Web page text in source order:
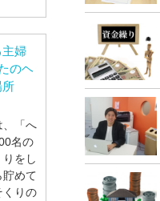
婦
のヘ
所
、「へ
名の
をし
貯めて
くりの